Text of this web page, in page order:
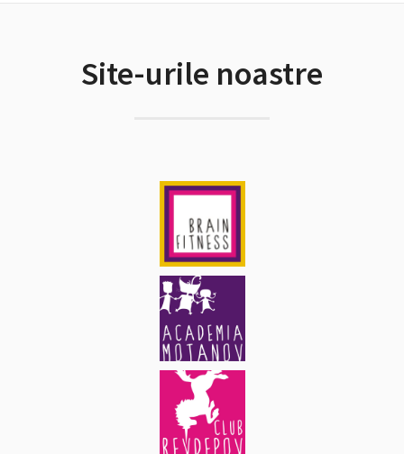
Site-urile noastre